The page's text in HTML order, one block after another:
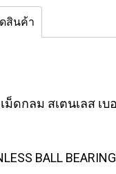
สินค้า
ดกลม สเตนเลส เบ
BALL